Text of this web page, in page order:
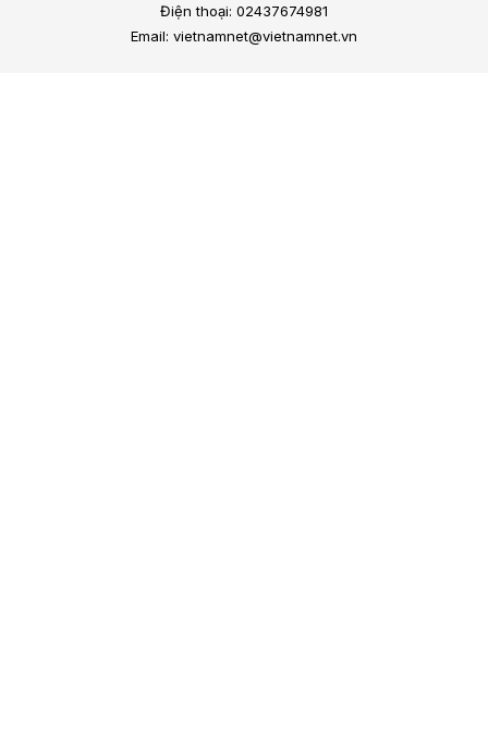
Điện thoại: 02437674981
Email: vietnamnet@vietnamnet.vn